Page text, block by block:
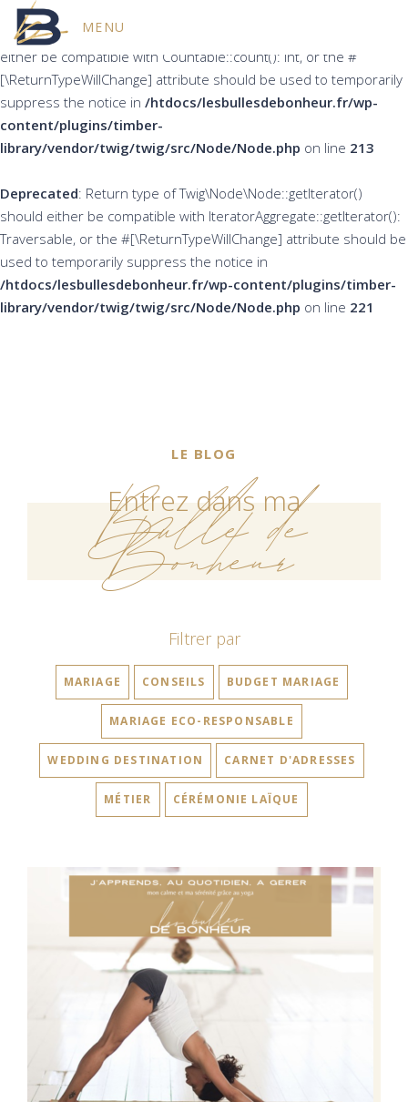
Deprecated
: Return type of Twig\Node\Node::count() should
either be compatible with Countable::count(): int, or the #
[\ReturnTypeWillChange] attribute should be used to temporarily
suppress the notice in /htdocs/lesbullesdebonheur.fr/wp-
content/plugins/timber-
library/vendor/twig/twig/src/Node/Node.php on line 213
Deprecated: Return type of Twig\Node\Node::getIterator()
should either be compatible with IteratorAggregate::getIterator():
Traversable, or the #[\ReturnTypeWillChange] attribute should be
used to temporarily suppress the notice in
/htdocs/lesbullesdebonheur.fr/wp-content/plugins/timber-
library/vendor/twig/twig/src/Node/Node.php on line 221
MENU
LE BLOG
Entrez dans ma
Bulle de
Bonheur
Filtrer par
MARIAGE CONSEILS BUDGET MARIAGE
MARIAGE ECO-RESPONSABLE
WEDDING DESTINATION CARNET D'ADRESSES
MÉTIER CÉRÉMONIE LAÏQUE